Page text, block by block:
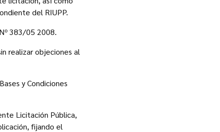
del RIUPP.
383/05 2008.
realizar objeciones al
y Condiciones
Licitación Pública,
fijando el